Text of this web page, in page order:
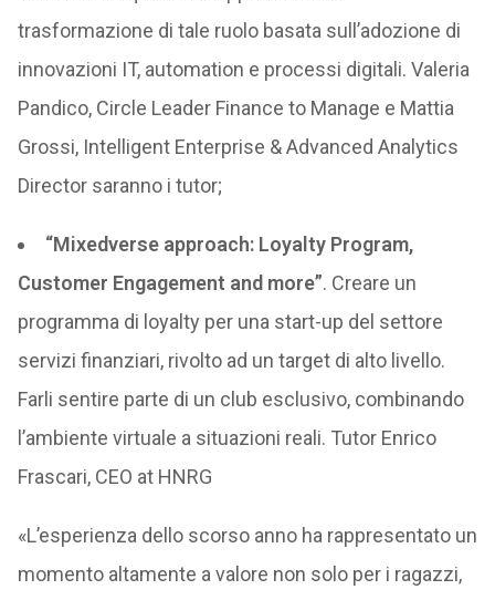
trasformazione di tale ruolo basata sull’adozione di
innovazioni IT, automation e processi digitali. Valeria
Pandico, Circle Leader Finance to Manage e Mattia
Grossi, Intelligent Enterprise & Advanced Analytics
Director saranno i tutor;
“Mixedverse approach: Loyalty Program,
Customer Engagement and more”. Creare un
programma di loyalty per una start-up del settore
servizi finanziari, rivolto ad un target di alto livello.
Farli sentire parte di un club esclusivo, combinando
l’ambiente virtuale a situazioni reali. Tutor Enrico
Frascari, CEO at HNRG
«L’esperienza dello scorso anno ha rappresentato un
momento altamente a valore non solo per i ragazzi,